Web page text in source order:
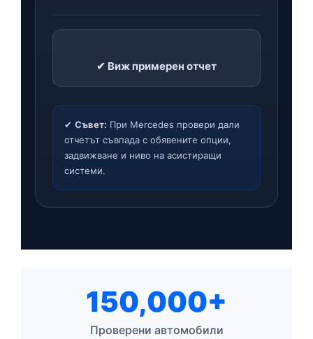
✔ Виж примерен отчет
✔ Съвет: При Mercedes провери дали
отчетът съвпада с обявените опции,
задвижване и ниво на асистиращи
системи.
150,000+
Проверени автомобили